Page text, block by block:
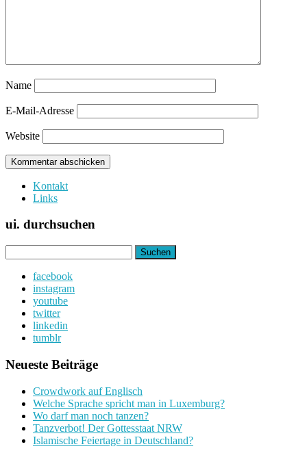
Name
E-Mail-Adresse
Website
Kontakt
Links
ui. durchsuchen
nach:
facebook
instagram
youtube
twitter
linkedin
tumblr
Neueste Beiträge
Crowdwork auf Englisch
Welche Sprache spricht man in Luxemburg?
Wo darf man noch tanzen?
Tanzverbot! Der Gottesstaat NRW
Islamische Feiertage in Deutschland?